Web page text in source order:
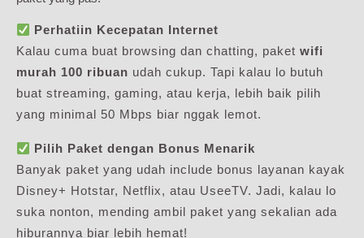
Perhatiin Kecepatan Internet
Kalau cuma buat browsing dan chatting, paket wifi
murah 100 ribuan udah cukup. Tapi kalau lo butuh
buat streaming, gaming, atau kerja, lebih baik pilih
yang minimal 50 Mbps biar nggak lemot.
Pilih Paket dengan Bonus Menarik
Banyak paket yang udah include bonus layanan kayak
Disney+ Hotstar, Netflix, atau UseeTV. Jadi, kalau lo
suka nonton, mending ambil paket yang sekalian ada
hiburannya biar lebih hemat!